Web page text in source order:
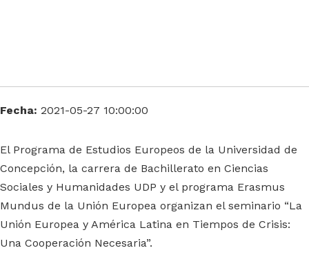
Fecha: 2021-05-27 10:00:00
El Programa de Estudios Europeos de la Universidad de
Concepción, la carrera de Bachillerato en Ciencias
Sociales y Humanidades UDP y el programa Erasmus
Mundus de la Unión Europea organizan el seminario “La
Unión Europea y América Latina en Tiempos de Crisis:
Una Cooperación Necesaria”.